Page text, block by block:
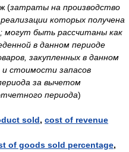
(затраты на производство
которых получена
могут быть рассчитаны как
в данном периоде
закупленных в данном
стоимости запасов
за вычетом
периода)
sold, cost of revenue
of goods sold percentage,